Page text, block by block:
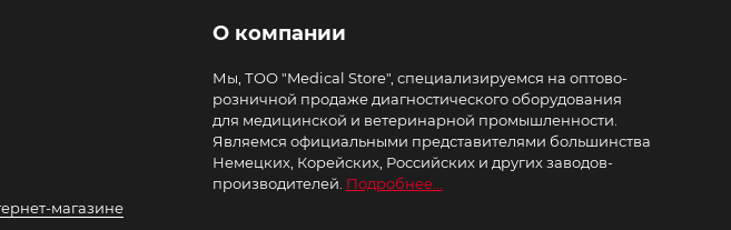
магазине
О компании
Мы, ТОО "Medical Store", специализируемся на оптово-
розничной продаже диагностического оборудования
для медицинской и ветеринарной промышленности.
Являемся официальными представителями большинства
Немецких, Корейских, Российских и других заводов-
производителей. Подробнее...